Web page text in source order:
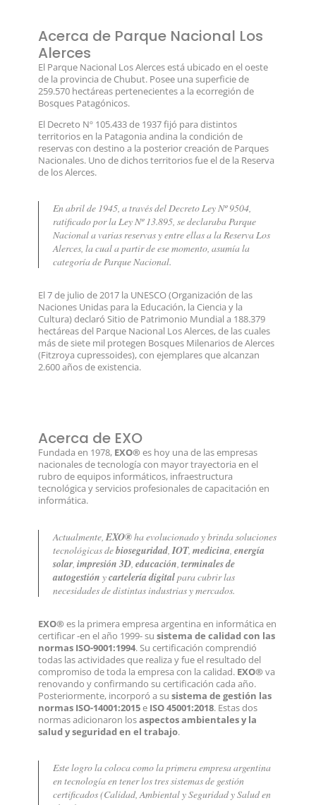
Acerca de Parque Nacional Los
Alerces
El Parque Nacional Los Alerces está ubicado en el oeste
de la provincia de Chubut. Posee una superficie de
259.570 hectáreas pertenecientes a la ecorregión de
Bosques Patagónicos.
El Decreto Nº 105.433 de 1937 fijó para distintos
territorios en la Patagonia andina la condición de
reservas con destino a la posterior creación de Parques
Nacionales. Uno de dichos territorios fue el de la Reserva
de los Alerces.
En abril de 1945, a través del Decreto Ley Nº 9504,
ratificado por la Ley Nº 13.895, se declaraba Parque
Nacional a varias reservas y entre ellas a la Reserva Los
Alerces, la cual a partir de ese momento, asumía la
categoría de Parque Nacional.
El 7 de julio de 2017 la UNESCO (Organización de las
Naciones Unidas para la Educación, la Ciencia y la
Cultura) declaró Sitio de Patrimonio Mundial a 188.379
hectáreas del Parque Nacional Los Alerces, de las cuales
más de siete mil protegen Bosques Milenarios de Alerces
(Fitzroya cupressoides), con ejemplares que alcanzan
2.600 años de existencia.
Acerca de EXO
Fundada en 1978, EXO® es hoy una de las empresas
nacionales de tecnología con mayor trayectoria en el
rubro de equipos informáticos, infraestructura
tecnológica y servicios profesionales de capacitación en
informática.
Actualmente, EXO®ha evolucionado y brinda soluciones
tecnológicas debioseguridad, IOT, medicina energía
solar, impresión 3D, educación terminales de
autogestión ycartelería digitalpara cubrir las
necesidades de distintas industrias y mercados.
EXO® es la primera empresa argentina en informática en
certificar -en el año 1999- su sistema de calidad con las
normas ISO-9001:1994. Su certificación comprendió
todas las actividades que realiza y fue el resultado del
compromiso de toda la empresa con la calidad. EXO® va
renovando y confirmando su certificación cada año.
Posteriormente, incorporó a su sistema de gestión las
normas ISO-14001:2015eISO 45001:2018. Estas dos
normas adicionaron losaspectos ambientales y la
salud y seguridad en el trabajo.
Este logro la coloca como la primera empresa argentina
en tecnología en tener los tres sistemas de gestión
certificados (Calidad, Ambiental y Seguridad y Salud en